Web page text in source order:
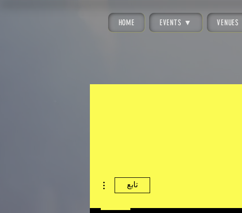
HOME EVENTS ▼ VENUES
تابع